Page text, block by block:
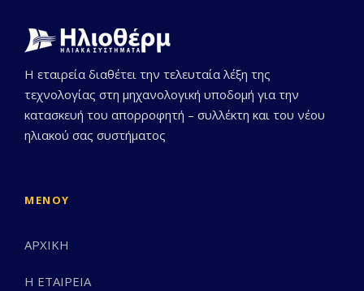
Η εταιρεία διαθέτει την τελευταία λέξη της
τεχνολογίας στη μηχανολογική υποδομή για την
κατασκευή του απορροφητή – συλλέκτη και του νέου
ηλιακού σας συστήματος
ΜΕΝΟΎ
ΑΡΧΙΚΗ
Η ΕΤΑΙΡΕΙΑ